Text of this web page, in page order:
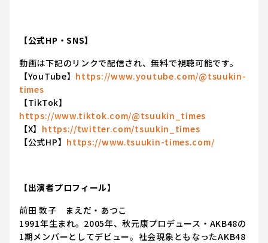
【公式HP・SNS】
動画は下記のリンクで配信され、無料で視聴可能です。
【YouTube】 https://www.youtube.com/@tsuukin-
times
【TikTok】
https://www.tiktok.com/@tsuukin_times
【X】 https://twitter.com/tsuukin_times
【公式HP】 https://www.tsuukin-times.com/
【出演者プロフィール】
前田 敦子 まえだ・あつこ
1991年生まれ。2005年、秋元康プロデュース・AKB48の
1期メンバーとしてデビュー。社会現象ともなったAKB48